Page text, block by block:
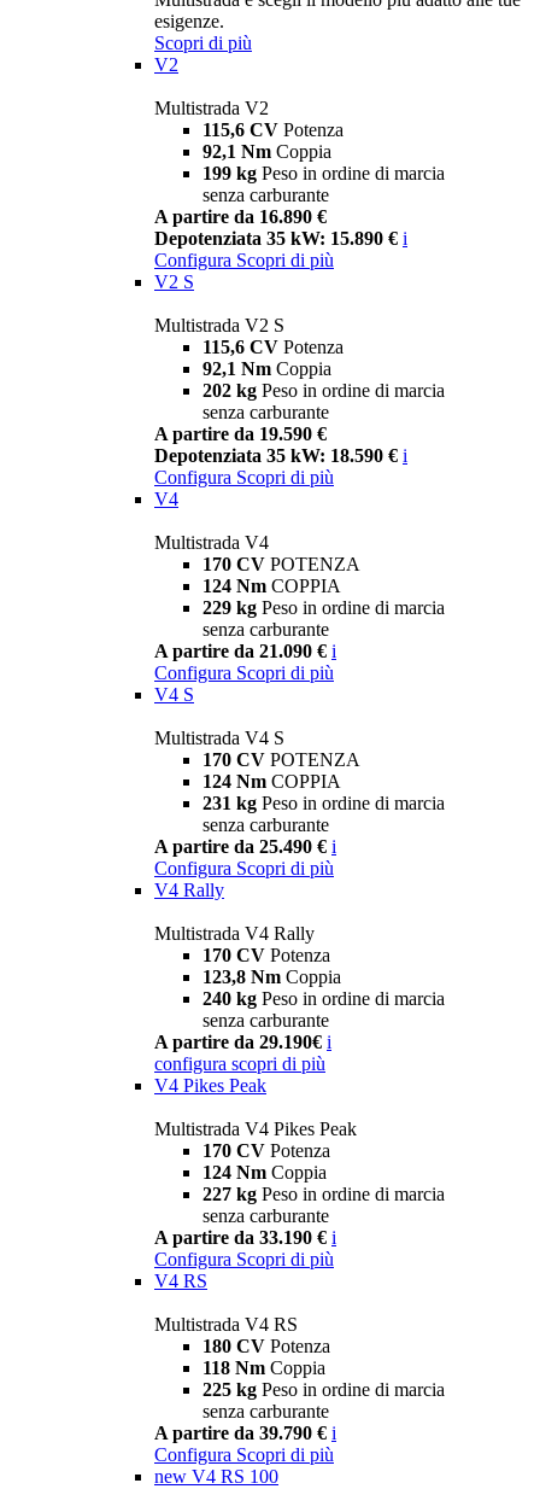
esigenze.
Scopri di più
V2
Multistrada V2
115,6 CV Potenza
92,1 Nm Coppia
199 kg Peso in ordine di marcia
senza carburante
A partire da 16.890 €
Depotenziata 35 kW: 15.890 € i
Configura Scopri di più
V2 S
Multistrada V2 S
115,6 CV Potenza
92,1 Nm Coppia
202 kg Peso in ordine di marcia
senza carburante
A partire da 19.590 €
Depotenziata 35 kW: 18.590 € i
Configura Scopri di più
V4
Multistrada V4
170 CV POTENZA
124 Nm COPPIA
229 kg Peso in ordine di marcia
senza carburante
A partire da 21.090 € i
Configura Scopri di più
V4 S
Multistrada V4 S
170 CV POTENZA
124 Nm COPPIA
231 kg Peso in ordine di marcia
senza carburante
A partire da 25.490 € i
Configura Scopri di più
V4 Rally
Multistrada V4 Rally
170 CV Potenza
123,8 Nm Coppia
240 kg Peso in ordine di marcia
senza carburante
A partire da 29.190€ i
configura scopri di più
V4 Pikes Peak
Multistrada V4 Pikes Peak
170 CV Potenza
124 Nm Coppia
227 kg Peso in ordine di marcia
senza carburante
A partire da 33.190 € i
Configura Scopri di più
V4 RS
Multistrada V4 RS
180 CV Potenza
118 Nm Coppia
225 kg Peso in ordine di marcia
senza carburante
A partire da 39.790 € i
Configura Scopri di più
new V4 RS 100